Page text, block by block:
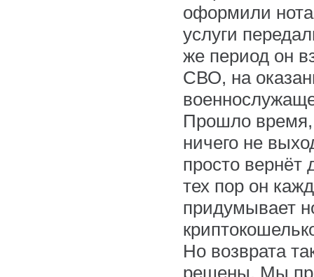
оформили
услуги
же период он
СВО, на
Прошло
ничего не
просто
тех пор он
придумывает
Но возврата
решены. Мы